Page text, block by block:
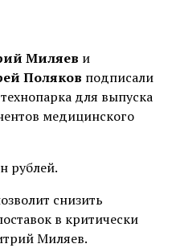
Миляев и
Поляков подписали
для выпуска
медицинского
рублей.
снизить
в критически
Миляев.